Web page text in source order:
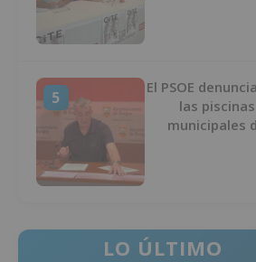
5
El PSOE
las piscinas
municipales
LO ÚLTIMO